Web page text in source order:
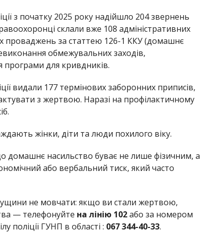
з початку 2025 року надійшло 204 звернень
склали вже 108 адміністративних
проваджень за статтею 126-1 ККУ (домашнє
обмежувальних заходів,
для кривдників.
видали 177 термінових заборонних приписів,
з жертвою. Наразі на профілактичному
жінки, діти та люди похилого віку.
домашнє насильство буває не лише фізичним, а
або вербальний тиск, який часто
не мовчати: якщо ви стали жертвою,
— телефонуйте на лінію 102або за номером
поліції ГУНП в області : 067 344-40-33.